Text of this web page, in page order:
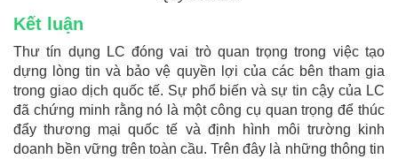
Kết luận
Thư tín dụng LC đóng vai trò quan trọng trong việc tạo
dựng lòng tin và bảo vệ quyền lợi của các bên tham gia
trong giao dịch quốc tế. Sự phổ biến và sự tin cậy của LC
đã chứng minh rằng nó là một công cụ quan trọng để thúc
đẩy thương mại quốc tế và định hình môi trường kinh
doanh bền vững trên toàn cầu. Trên đây là những thông tin